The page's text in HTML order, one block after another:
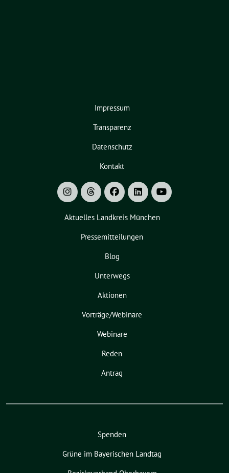
Impressum
Transparenz
Datenschutz
Kontakt
Aktuelles Landkreis München
Pressemitteilungen
Blog
Unterwegs
Aktionen
Vorträge/Webinare
Webinare
Reden
Antrag
Spenden
Grüne im Bayerischen Landtag